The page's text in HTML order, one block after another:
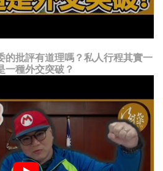
的批評有道理嗎？私人行程其實一
一種外交突破？